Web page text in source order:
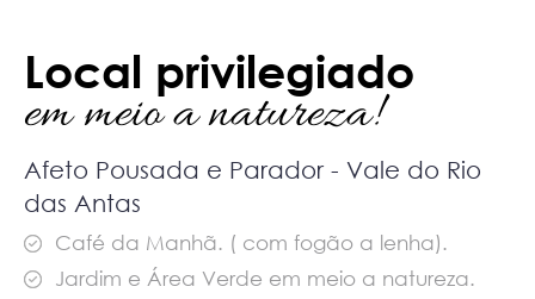
Local privilegiado
em meio a natureza!
Afeto Pousada e Parador - Vale do Rio
das Antas
Café da Manhã. ( com fogão a lenha).
Jardim e Área Verde em meio a natureza.